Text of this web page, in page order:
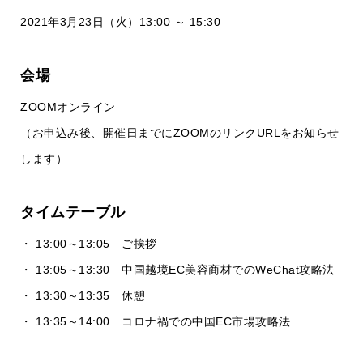
2021年3月23日（火）13:00 ～ 15:30
会場
ZOOMオンライン
（お申込み後、開催日までにZOOMのリンクURLをお知らせ
します）
タイムテーブル
・ 13:00～13:05 ご挨拶
・ 13:05～13:30 中国越境EC美容商材でのWeChat攻略法
・ 13:30～13:35 休憩
・ 13:35～14:00 コロナ禍での中国EC市場攻略法